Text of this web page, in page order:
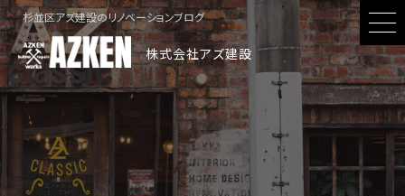
株式会社アズ建設
杉並区アズ建設のリノベーションブログ